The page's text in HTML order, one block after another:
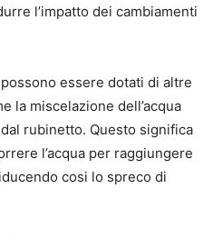
l’impatto dei cambiamenti
essere dotati di altre
la miscelazione dell’acqua
rubinetto. Questo significa
l’acqua per raggiungere
cosi lo spreco di